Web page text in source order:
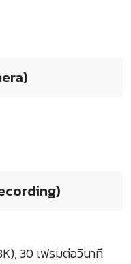
30 เฟรมต่อวินาที